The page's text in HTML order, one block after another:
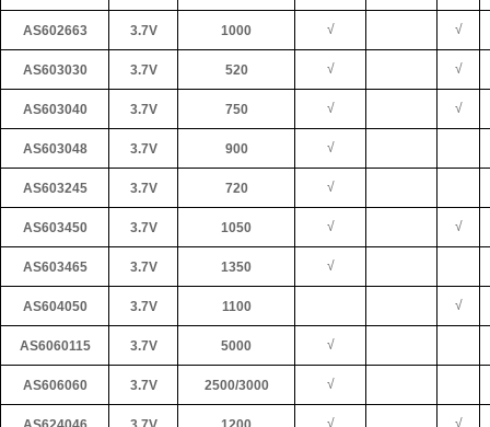
AS602663 3.7V 1000 √ √
AS603030 3.7V 520 √ √
AS603040 3.7V 750 √ √
AS603048 3.7V 900 √
AS603245 3.7V 720 √
AS603450 3.7V 1050 √ √
AS603465 3.7V 1350 √
AS604050 3.7V 1100 √
AS6060115 3.7V 5000 √
AS606060 3.7V 2500/3000 √
√ √